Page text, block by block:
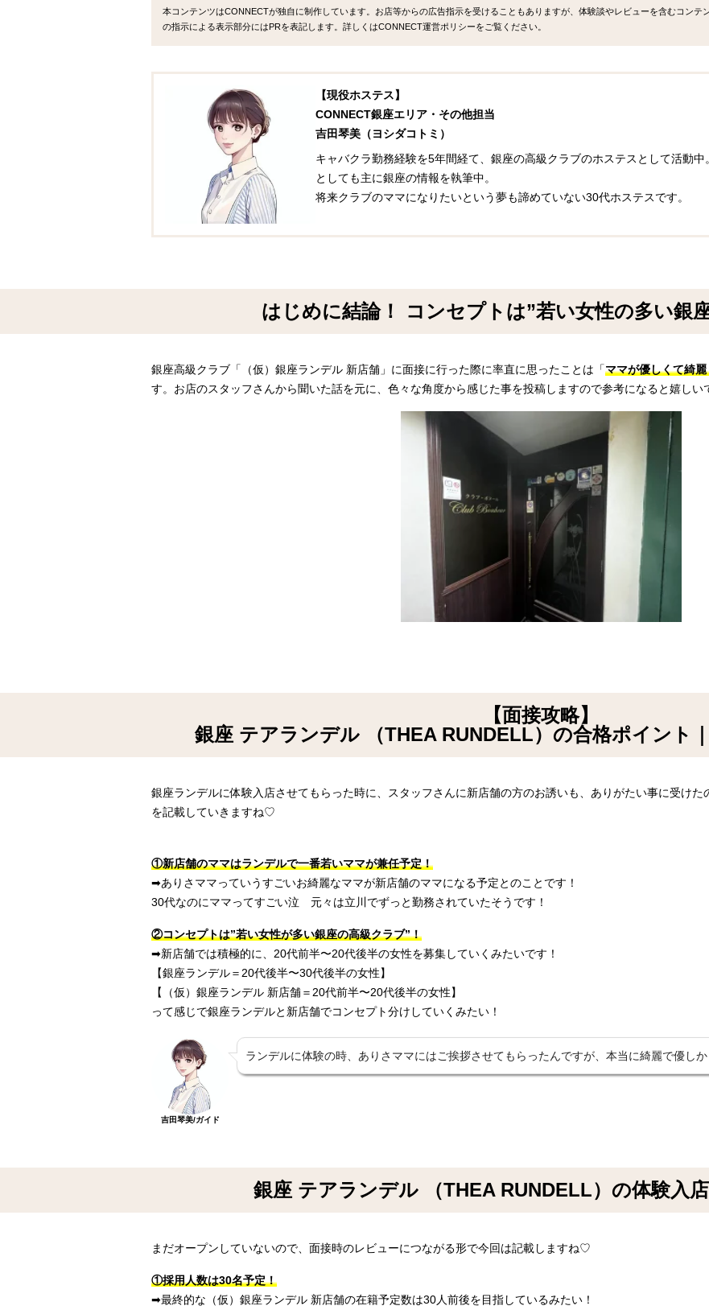
本コンテンツはCONNECTが独自に制作しています。お店等からの広告指示を受けることもありますが、体験談やレビューを含むコンテ
の指示による表示部分にはPRを表記します。詳しくはCONNECT運営ポリシーをご覧ください。
【現役ホステス】
CONNECT銀座エリア・その他担当
吉田琴美（ヨシダコトミ）
キャバクラ勤務経験を5年間経て、銀座の高級クラブのホステスとして活動
としても主に銀座の情報を執筆中。
将来クラブのママになりたいという夢も諦めていない30代ホステスです。
はじめに結論！ コンセプトは”若い女性の多い銀
銀座高級クラブ「（仮）銀座ランデル 新店舗」に面接に行った際に率直に思ったことは「ママが優しくて綺麗
す。お店のスタッフさんから聞いた話を元に、色々な角度から感じた事を投稿しますので参考になると嬉しい
【面接攻略】
銀座 テアランデル （THEA RUNDELL）の合格ポイント
銀座ランデルに体験入店させてもらった時に、スタッフさんに新店舗の方のお誘いも、ありがたい事に受け
を記載していきますね♡
①新店舗のママはランデルで一番若いママが兼任予定！
➡︎ありさママっていうすごいお綺麗なママが新店舗のママになる予定とのことです！
30代なのにママってすごい泣 元々は立川でずっと勤務されていたそうです！
②コンセプトは”若い女性が多い銀座の高級クラブ”！
➡︎新店舗では積極的に、20代前半〜20代後半の女性を募集していくみたいです！
【銀座ランデル＝20代後半〜30代後半の女性】
【（仮）銀座ランデル 新店舗＝20代前半〜20代後半の女性】
って感じで銀座ランデルと新店舗でコンセプト分けしていくみたい！
吉田琴美/ガイド
ランデルに体験の時、ありさママにはご挨拶させてもらったんですが、本当に綺麗で優しか
銀座 テアランデル （THEA RUNDELL）の体験入
まだオープンしていないので、面接時のレビューにつながる形で今回は記載しますね♡
①採用人数は30名予定！
➡︎最終的な（仮）銀座ランデル 新店舗の在籍予定数は30人前後を目指しているみたい！